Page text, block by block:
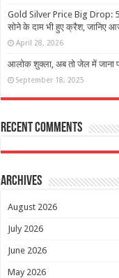
Gold Silver Price Big Drop:
सोने के दाम भी हुए क्रैश, जानिए
April 28, 2026
आलोक शुक्ला, अब तो जेल में जाना
September 18, 2025
Recent Comments
Archives
August 2026
July 2026
June 2026
May 2026